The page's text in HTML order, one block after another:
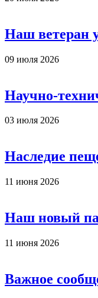
Наш ветеран
09 июля 2026
Научно-
03 июля 2026
Наследие
11 июня 2026
Наш новый
11 июня 2026
Важное